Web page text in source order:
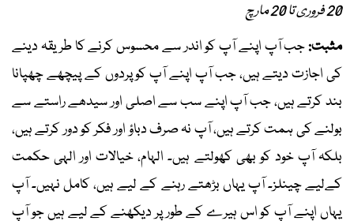
20 فروری تا 20 مارچ
مثبت:جب آپ اپنے آپ کو اندر سے محسوس کرنے کا طریقہ دینے
کی اجازت دیتے ہیں، جب آپ اپنے آپ کو پردوں کے پیچھے چھپانا
بند کرتے ہیں، جب آپ اپنے سب سے اصلی اور سیدھے راستے سے
بولنے کی ہمت کرتے ہیں، آپ نہ صرف دباؤ اور فکر کو دور کرتے ہیں،
بلکہ آپ خود کو بھی کھولتے ہیں۔ الہام، خیالات اور الہی حکمت
کےلیے چینلز۔ آپ یہاں بڑھتے رہنے کے لیے ہیں، کامل نہیں۔ آپ
یہاں اپنے آپ کو اس ہیرے کے طور پر دیکھنے کے لیے ہیں جو آپ